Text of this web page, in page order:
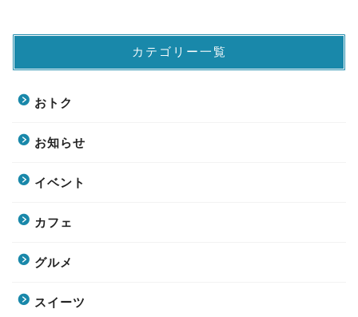
カテゴリー一覧
おトク
お知らせ
イベント
カフェ
グルメ
スイーツ